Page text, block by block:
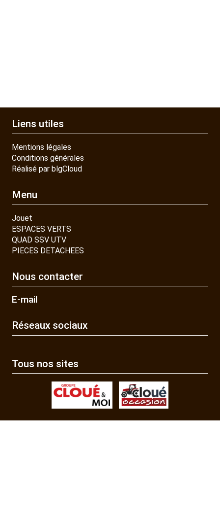
Liens utiles
Mentions légales
Conditions générales
Réalisé par blgCloud
Menu
Jouet
ESPACES VERTS
QUAD SSV UTV
PIECES DETACHEES
Nous contacter
E-mail
Réseaux sociaux
Tous nos sites